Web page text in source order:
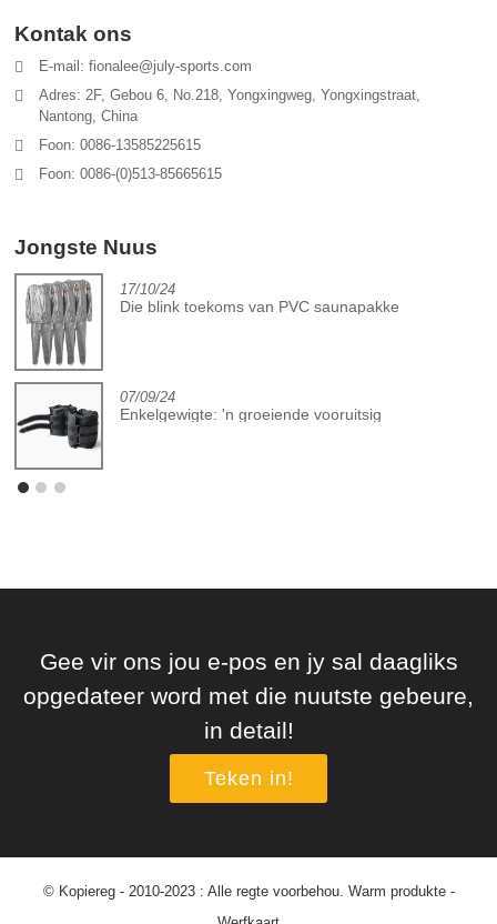
Kontak ons
E-mail: fionalee@july-sports.com
Adres: 2F, Gebou 6, No.218, Yongxingweg, Yongxingstraat,
Nantong, China
Foon: 0086-13585225615
Foon: 0086-(0)513-85665615
Jongste Nuus
17/10/24
Die blink toekoms van PVC saunapakke
07/09/24
Enkelgewigte: 'n groeiende vooruitsig
Gee vir ons jou e-pos en jy sal daagliks
opgedateer word met die nuutste gebeure,
in detail!
Teken in!
© Kopiereg - 2010-2023 : Alle regte voorbehou. Warm produkte-